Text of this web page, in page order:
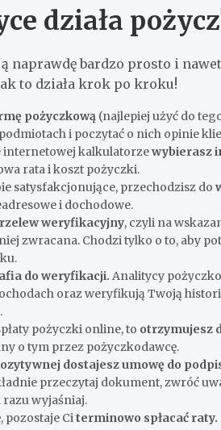
działa
naprawdę bardzo prosto i
to działa krok po kroku!
pożyczkową (najlepiej użyć do
i poczytać o nich opinie
internetowej kalkulatorzewybierasz
rata i koszt pożyczki.
satysfakcjonujące, przechodzisz do
i dochodowe.
weryfikacyjny, czyli na
zwracana. Chodzi tylko o to, aby
do weryfikacji. Analitycy
oraz weryfikują Twoją
pożyczki online, to otrzymujesz
o tym przez pożyczkodawcę.
dostajesz umowę do
przeczytaj dokument, zwróć
wyjaśniaj.
pozostaje Citerminowo spłacać raty.